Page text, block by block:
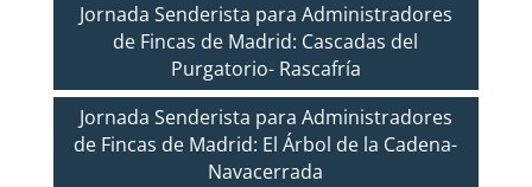
Jornada Senderista para Administradores
de Fincas de Madrid: Cascadas del
Purgatorio- Rascafría
Jornada Senderista para Administradores
de Fincas de Madrid: El Árbol de la Cadena-
Navacerrada